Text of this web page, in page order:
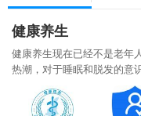
健康养生
健康养生现在已经不是老年
热潮，对于睡眠和脱发的意